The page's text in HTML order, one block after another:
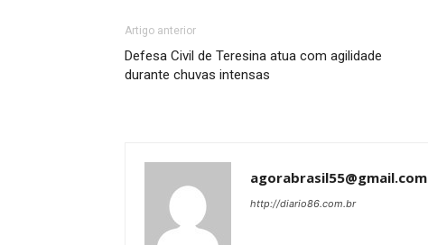
Artigo anterior
Defesa Civil de Teresina atua com agilidade
durante chuvas intensas
agorabrasil55@gmail.com
http://diario86.com.br